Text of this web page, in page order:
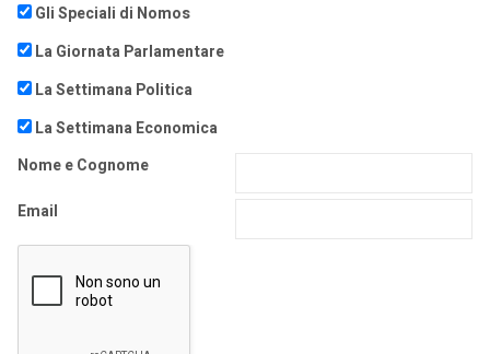
Gli Speciali di Nomos
La Giornata Parlamentare
La Settimana Politica
La Settimana Economica
Nome e Cognome
Email